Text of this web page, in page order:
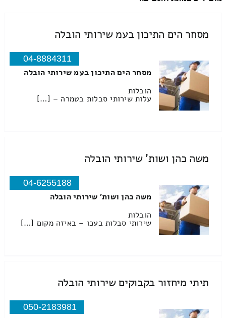
מסחר הים התיכון בעמ שירותי הובלה
04-8884311
מסחר הים התיכון בעמ שירותי הובלה
הובלות
עלות שירותי סבלות בטמרה – […]
משה כהן ושות' שירותי הובלה
04-6255188
משה כהן ושות' שירותי הובלה
הובלות
שירותי סבלות בעכו – באיזה מקום […]
תיתי מיחזור בקבוקים שירותי הובלה
050-2183981